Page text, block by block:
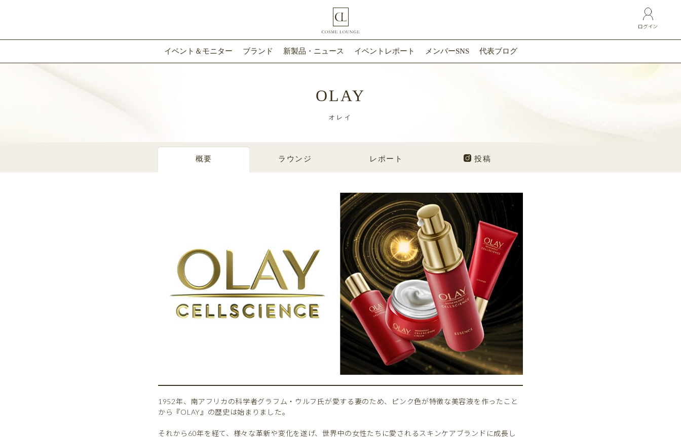
ログイン
イベント＆モニター ブランド 新製品・ニュース イベントレポート メンバーSNS 代表ブログ
OLAY
オレイ
概要 ラウンジ レポート 投稿
1952年、南アフリカの科学者グラフム・ウルフ氏が愛する妻のため、ピンク色が特徴な美容液を作ったこと
から『OLAY』の歴史は始まりました。
それから60年を経て、様々な革新や変化を遂げ、世界中の女性たちに愛されるスキンケアブランドに成長し